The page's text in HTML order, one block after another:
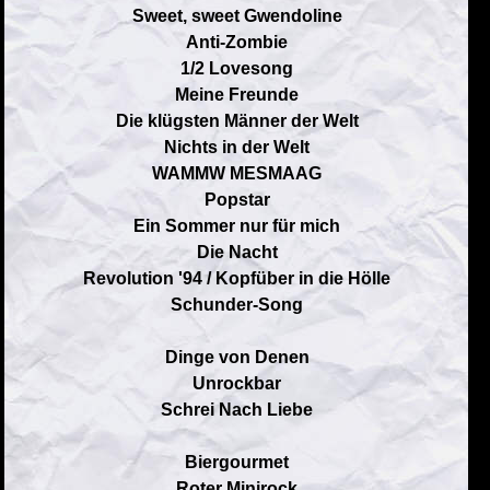
Sweet, sweet Gwendoline
Anti-Zombie
1/2 Lovesong
Meine Freunde
Die klügsten Männer der Welt
Nichts in der Welt
WAMMW MESMAAG
Popstar
Ein Sommer nur für mich
Die Nacht
Revolution '94 / Kopfüber in die Hölle
Schunder-Song
Dinge von Denen
Unrockbar
Schrei Nach Liebe
Biergourmet